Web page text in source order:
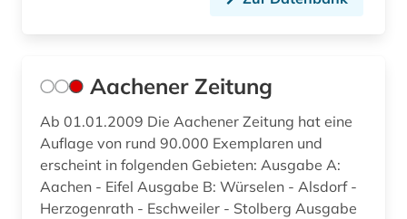
bangkok (1)
bangladesch (2)
bankarchiv (1)
bankenstatistik (1)
Aachener Zeitung
Ab 01.01.2009 Die Aachener Zeitung hat eine
Auflage von rund 90.000 Exemplaren und
erscheint in folgenden Gebieten: Ausgabe A:
Aachen - Eifel Ausgabe B: Würselen - Alsdorf -
Herzogenrath - Eschweiler - Stolberg Ausgabe